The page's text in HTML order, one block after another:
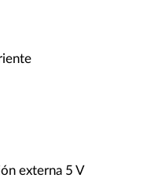
externa 5 V